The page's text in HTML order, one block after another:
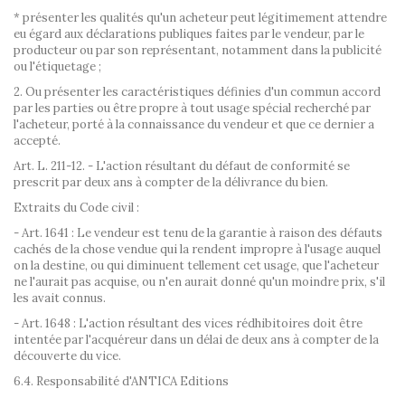
* présenter les qualités qu'un acheteur peut légitimement attendre
eu égard aux déclarations publiques faites par le vendeur, par le
producteur ou par son représentant, notamment dans la publicité
ou l'étiquetage ;
2. Ou présenter les caractéristiques définies d'un commun accord
par les parties ou être propre à tout usage spécial recherché par
l'acheteur, porté à la connaissance du vendeur et que ce dernier a
accepté.
Art. L. 211-12. - L'action résultant du défaut de conformité se
prescrit par deux ans à compter de la délivrance du bien.
Extraits du Code civil :
- Art. 1641 : Le vendeur est tenu de la garantie à raison des défauts
cachés de la chose vendue qui la rendent impropre à l'usage auquel
on la destine, ou qui diminuent tellement cet usage, que l'acheteur
ne l'aurait pas acquise, ou n'en aurait donné qu'un moindre prix, s'il
les avait connus.
- Art. 1648 : L'action résultant des vices rédhibitoires doit être
intentée par l'acquéreur dans un délai de deux ans à compter de la
découverte du vice.
6.4. Responsabilité d'ANTICA Editions